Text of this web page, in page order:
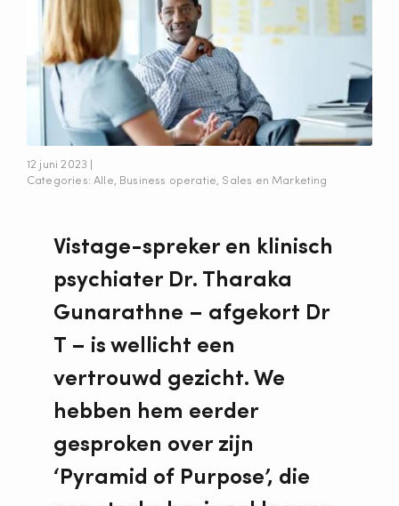
12 juni 2023 |
Categories: Alle Business operatie Sales en Marketing
Vistage-spreker en klinisch
psychiater Dr. Tharaka
Gunarathne – afgekort Dr
T – is wellicht een
vertrouwd gezicht. We
hebben hem eerder
gesproken over zijn
‘Pyramid of Purpose’, die